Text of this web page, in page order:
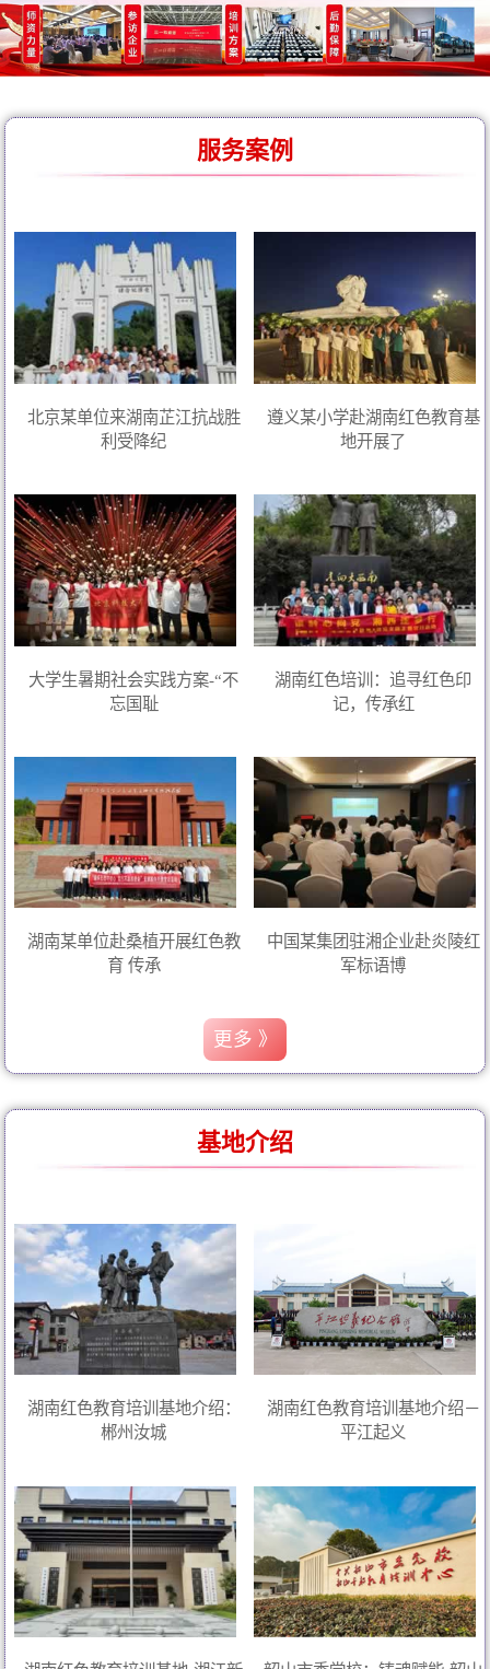
服务案例
北京某单位来湖南芷江抗战胜
利受降纪
遵义某小学赴湖南红色教育基
地开展了
大学生暑期社会实践方案-“不
忘国耻
湖南红色培训：追寻红色印
记，传承红
湖南某单位赴桑植开展红色教
育 传承
中国某集团驻湘企业赴炎陵红
军标语博
更多 》
基地介绍
湖南红色教育培训基地介绍：
郴州汝城
湖南红色教育培训基地介绍－
平江起义